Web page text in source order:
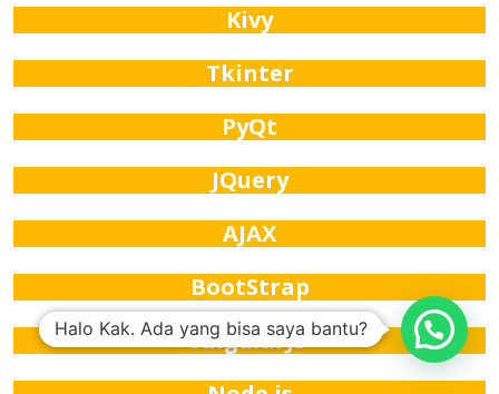
Kivy
Tkinter
PyQt
JQuery
AJAX
BootStrap
AngularJS
Halo Kak. Ada yang bisa saya bantu?